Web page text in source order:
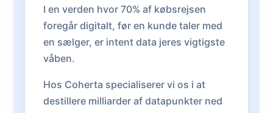
I en verden hvor 70% af købsrejsen
foregår digitalt, før en kunde taler med
en sælger, er intent data jeres vigtigste
våben.
Hos Coherta specialiserer vi os i at
destillere milliarder af datapunkter ned